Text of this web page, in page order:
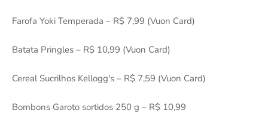
Farofa Yoki Temperada – R$ 7,99 (Vuon Card)
Batata Pringles – R$ 10,99 (Vuon Card)
Cereal Sucrilhos Kellogg's – R$ 7,59 (Vuon Card)
Bombons Garoto sortidos 250 g – R$ 10,99